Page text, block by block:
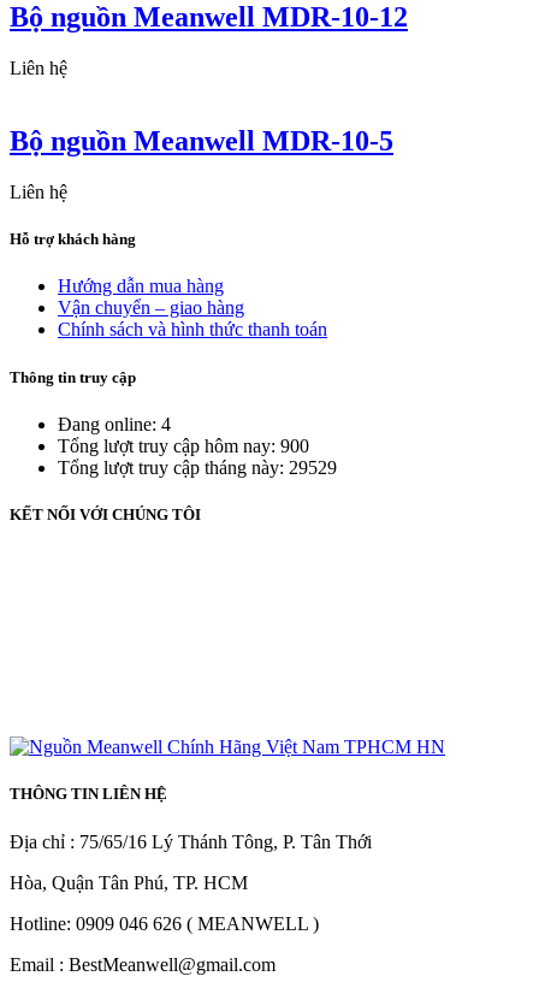
Bộ nguồn Meanwell MDR-10-12
Liên hệ
Bộ nguồn Meanwell MDR-10-5
Liên hệ
Hỗ trợ khách hàng
Hướng dẫn mua hàng
Vận chuyển – giao hàng
Chính sách và hình thức thanh toán
Thông tin truy cập
Đang online: 4
Tổng lượt truy cập hôm nay: 900
Tổng lượt truy cập tháng này: 29529
KẾT NỐI VỚI CHÚNG TÔI
THÔNG TIN LIÊN HỆ
Địa chỉ : 75/65/16 Lý Thánh Tông, P. Tân Thới
Hòa, Quận Tân Phú, TP. HCM
Hotline: 0909 046 626 ( MEANWELL )
Email : BestMeanwell@gmail.com